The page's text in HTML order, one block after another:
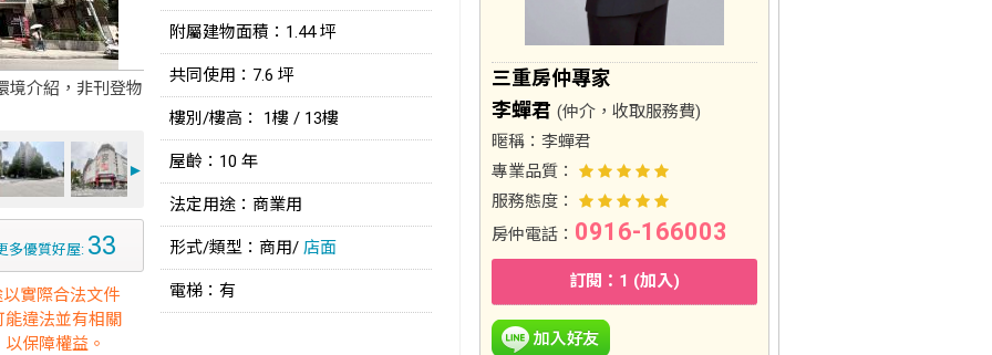
境介紹，非刊登物
►
多優質好屋: 33
實際合法文件
違法並有相關
保障權益。
附屬建物面積：1.44 坪
共同使用：7.6 坪
樓別/樓高： 1樓 / 13樓
屋齡：10 年
法定用途：商業用
形式/類型：商用/ 店面
電梯：有
三重房仲專家
李蟬君 (仲介，收取服務費)
暱稱： 李蟬君
專業品質：
服務態度：
房仲電話： 0916-166003
訂閱：1 (加入)